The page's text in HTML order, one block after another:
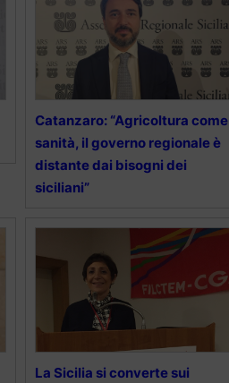
Catanzaro: “Agricoltura come
sanità, il governo regionale è
distante dai bisogni dei
siciliani”
La Sicilia si converte sui